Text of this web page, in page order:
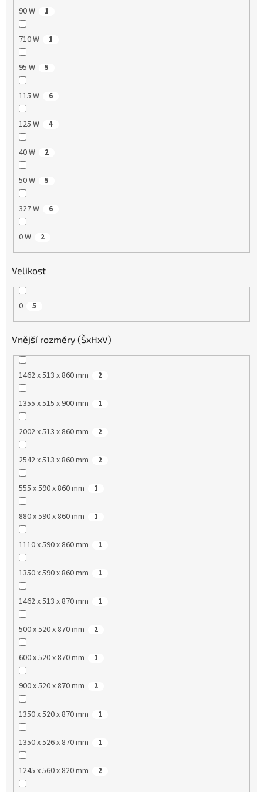
90 W 1
710 W 1
95 W 5
115 W 6
125 W 4
40 W 2
50 W 5
327 W 6
0 W 2
Velikost
0 5
Vnější rozměry (ŠxHxV)
1462 x 513 x 860 mm 2
1355 x 515 x 900 mm 1
2002 x 513 x 860 mm 2
2542 x 513 x 860 mm 2
555 x 590 x 860 mm 1
880 x 590 x 860 mm 1
1110 x 590 x 860 mm 1
1350 x 590 x 860 mm 1
1462 x 513 x 870 mm 1
500 x 520 x 870 mm 2
600 x 520 x 870 mm 1
900 x 520 x 870 mm 2
1350 x 520 x 870 mm 1
1350 x 526 x 870 mm 1
1245 x 560 x 820 mm 2